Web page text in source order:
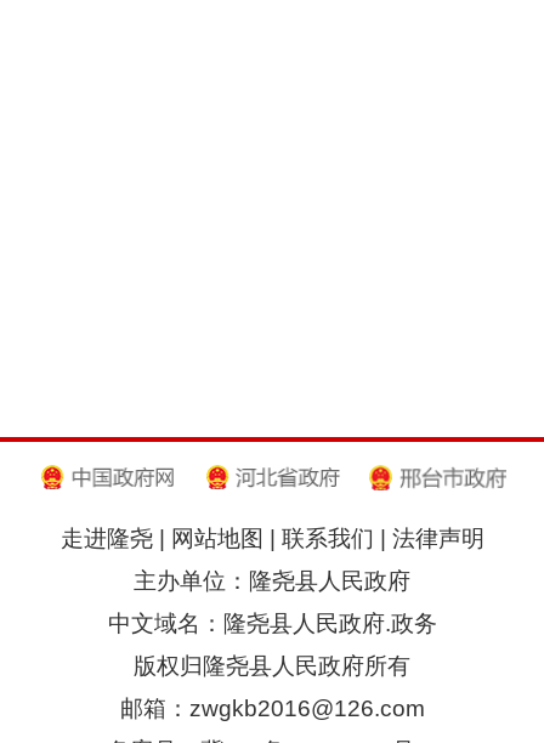
走进隆尧| 网站地图 联系我们
法律声明
主办单位：隆尧县人民政府
中文域名：隆尧县人民政府.政务
版权归隆尧县人民政府所有
邮箱：zwgkb2016@126.com